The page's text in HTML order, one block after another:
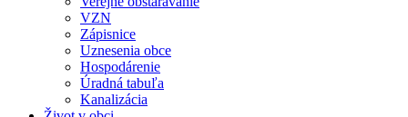
VZN
Zápisnice
Uznesenia obce
Hospodárenie
Úradná tabuľa
Kanalizácia